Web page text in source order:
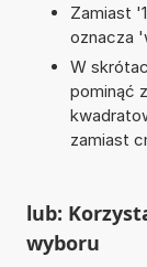
Zamiast
oznacza
W
pominąć
zamiast
lub:
wyboru